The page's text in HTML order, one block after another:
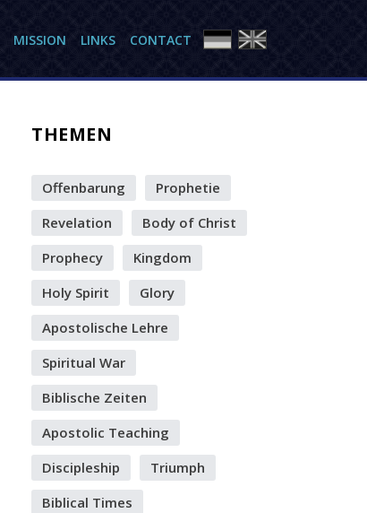
MISSION LINKS CONTACT
THEMEN
Offenbarung
Prophetie
Revelation
Body of Christ
Prophecy
Kingdom
Holy Spirit
Glory
Apostolische Lehre
Spiritual War
Biblische Zeiten
Apostolic Teaching
Discipleship
Triumph
Biblical Times